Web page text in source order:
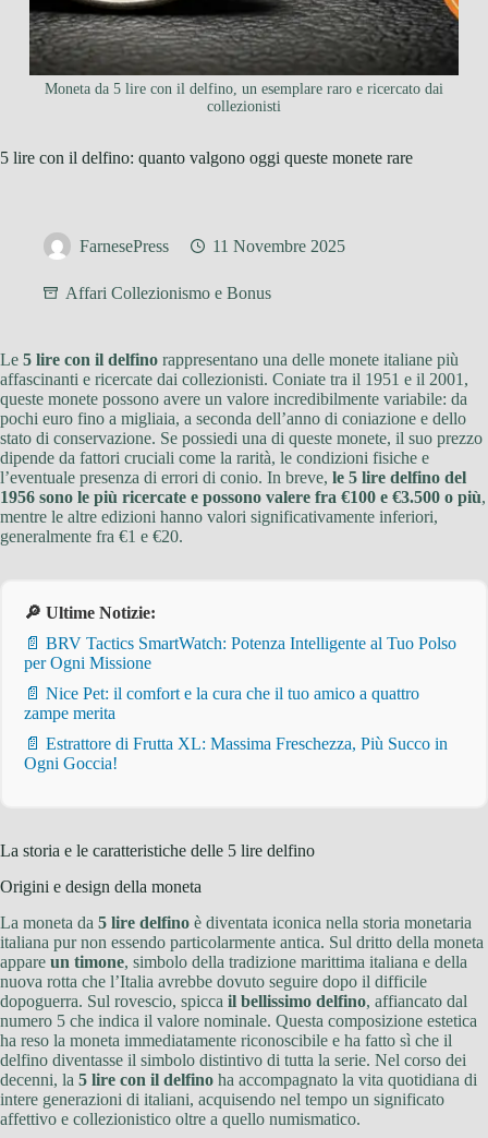
Moneta da 5 lire con il delfino, un esemplare raro e ricercato dai
collezionisti
5 lire con il delfino: quanto valgono oggi queste monete rare
FarnesePress 11 Novembre 2025
Affari Collezionismo e Bonus
Le 5 lire con il delfino rappresentano una delle monete italiane più
affascinanti e ricercate dai collezionisti. Coniate tra il 1951 e il 2001,
queste monete possono avere un valore incredibilmente variabile: da
pochi euro fino a migliaia, a seconda dell’anno di coniazione e dello
stato di conservazione. Se possiedi una di queste monete, il suo prezzo
dipende da fattori cruciali come la rarità, le condizioni fisiche e
l’eventuale presenza di errori di conio. In breve, le 5 lire delfino del
1956 sono le più ricercate e possono valere fra €100 e €3.500 o più,
mentre le altre edizioni hanno valori significativamente inferiori,
generalmente fra €1 e €20.
🔎 Ultime Notizie:
📄 BRV Tactics SmartWatch: Potenza Intelligente al Tuo Polso
per Ogni Missione
📄 Nice Pet: il comfort e la cura che il tuo amico a quattro
zampe merita
📄 Estrattore di Frutta XL: Massima Freschezza, Più Succo in
Ogni Goccia!
La storia e le caratteristiche delle 5 lire delfino
Origini e design della moneta
La moneta da 5 lire delfino è diventata iconica nella storia monetaria
italiana pur non essendo particolarmente antica. Sul dritto della moneta
appare un timone, simbolo della tradizione marittima italiana e della
nuova rotta che l’Italia avrebbe dovuto seguire dopo il difficile
dopoguerra. Sul rovescio, spicca il bellissimo delfino, affiancato dal
numero 5 che indica il valore nominale. Questa composizione estetica
ha reso la moneta immediatamente riconoscibile e ha fatto sì che il
delfino diventasse il simbolo distintivo di tutta la serie. Nel corso dei
decenni, la 5 lire con il delfino ha accompagnato la vita quotidiana di
intere generazioni di italiani, acquisendo nel tempo un significato
affettivo e collezionistico oltre a quello numismatico.